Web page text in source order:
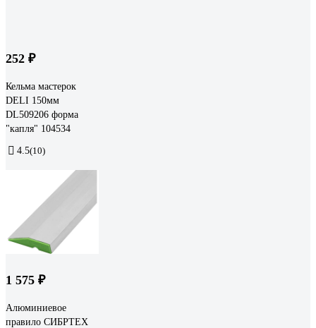
252 ₽
Кельма мастерок
DELI 150мм
DL509206 форма
"капля" 104534
4.5(10)
1 575 ₽
Алюминиевое
правило СИБРТЕХ